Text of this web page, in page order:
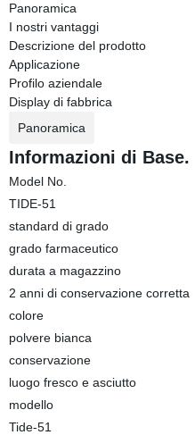
Panoramica
I nostri vantaggi
Descrizione del prodotto
Applicazione
Profilo aziendale
Display di fabbrica
Panoramica
Informazioni di Base.
Model No.
TIDE-51
standard di grado
grado farmaceutico
durata a magazzino
2 anni di conservazione corretta
colore
polvere bianca
conservazione
luogo fresco e asciutto
modello
Tide-51